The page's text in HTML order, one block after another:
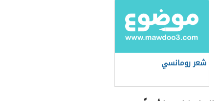
شعر رومانسي